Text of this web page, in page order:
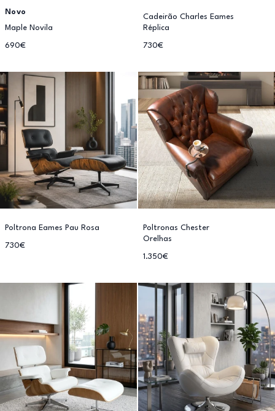
Novo
Maple Novila
690€
Cadeirão Charles Eames
Réplica
730€
Poltrona Eames Pau Rosa
730€
Poltronas Chester
Orelhas
1.350€